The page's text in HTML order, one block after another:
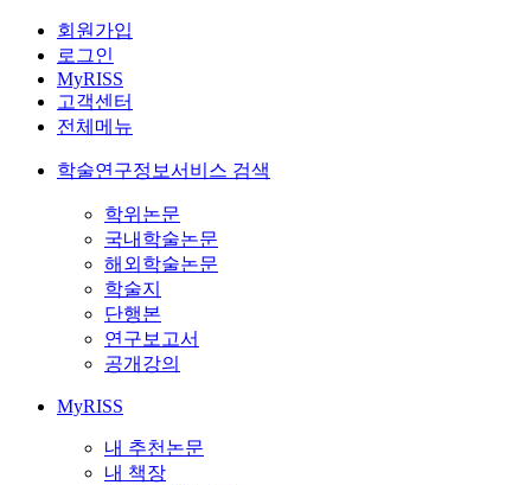
회원가입
로그인
MyRISS
고객센터
전체메뉴
학술연구정보서비스 검색
학위논문
국내학술논문
해외학술논문
학술지
단행본
연구보고서
공개강의
MyRISS
내 추천논문
내 책장